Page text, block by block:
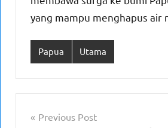
yang mampu menghapus air
Papua Utama
Navigasi
Previous Post